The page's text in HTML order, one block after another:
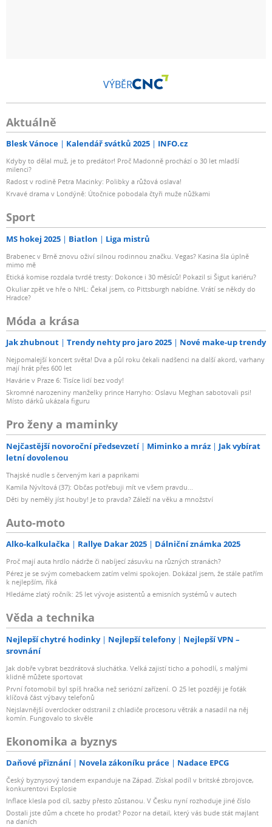
VÝBĚR
Aktuálně
Blesk Vánoce Kalendář svátků 2025 INFO.cz
Kdyby to dělal muž, je to predátor! Proč Madonně prochází o 30 let mladší
milenci?
Radost v rodině Petra Macinky: Polibky a růžová oslava!
Krvavé drama v Londýně: Útočnice pobodala čtyři muže nůžkami
Sport
MS hokej 2025 Biatlon Liga mistrů
Brabenec v Brně znovu oživí silnou rodinnou značku. Vegas? Kasina šla úplně
mimo mě
Etická komise rozdala tvrdé tresty: Dokonce i 30 měsíců! Pokazil si Šigut kariéru?
Okuliar zpět ve hře o NHL: Čekal jsem, co Pittsburgh nabídne. Vrátí se někdy do
Hradce?
Móda a krása
Jak zhubnout Trendy nehty pro jaro 2025 Nové make-up trendy
Nejpomalejší koncert světa! Dva a půl roku čekali nadšenci na další akord, varhany
mají hrát přes 600 let
Havárie v Praze 6: Tisíce lidí bez vody!
Skromné narozeniny manželky prince Harryho: Oslavu Meghan sabotovali psi!
Místo dárků ukázala figuru
Pro ženy a maminky
Nejčastější novoroční předsevzetí Miminko a mráz
Jak vybírat
letní dovolenou
Thajské nudle s červeným kari a paprikami
Kamila Nývltová (37): Občas potřebuji mít ve všem pravdu...
Děti by neměly jíst houby! Je to pravda? Záleží na věku a množství
Auto-moto
Alko-kalkulačka Rallye Dakar 2025 Dálniční známka 2025
Proč mají auta hrdlo nádrže či nabíjecí zásuvku na různých stranách?
Pérez je se svým comebackem zatím velmi spokojen. Dokázal jsem, že stále patřím
k nejlepším, říká
Hledáme zlatý ročník: 25 let vývoje asistentů a emisních systémů v autech
Věda a technika
Nejlepší chytré hodinky Nejlepší telefony
Nejlepší VPN –
srovnání
Jak dobře vybrat bezdrátová sluchátka. Velká zajistí ticho a pohodlí, s malými
klidně můžete sportovat
První fotomobil byl spíš hračka než seriózní zařízení. O 25 let později je foťák
klíčová část výbavy telefonů
Nejslavnější overclocker odstranil z chladiče procesoru větrák a nasadil na něj
komín. Fungovalo to skvěle
Ekonomika a byznys
Daňové přiznání Novela zákoníku práce Nadace EPCG
Český byznysový tandem expanduje na Západ. Získal podíl v britské zbrojovce,
konkurentovi Explosie
Inflace klesla pod cíl, sazby přesto zůstanou. V Česku nyní rozhoduje jiné číslo
Dostali jste dům a chcete ho prodat? Pozor na detail, který vás bude stát majlant
na daních